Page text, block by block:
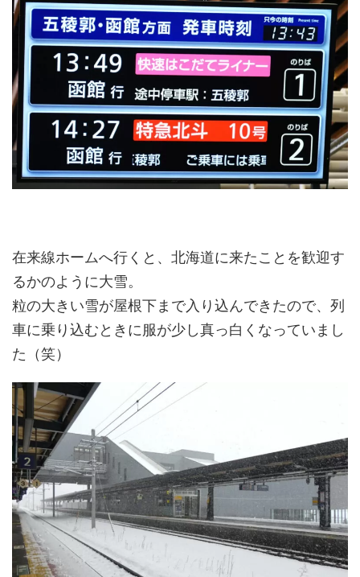
在来線ホームへ行くと、北海道に来たことを歓迎す
るかのように大雪。
粒の大きい雪が屋根下まで入り込んできたので、列
車に乗り込むときに服が少し真っ白くなっていまし
た（笑）